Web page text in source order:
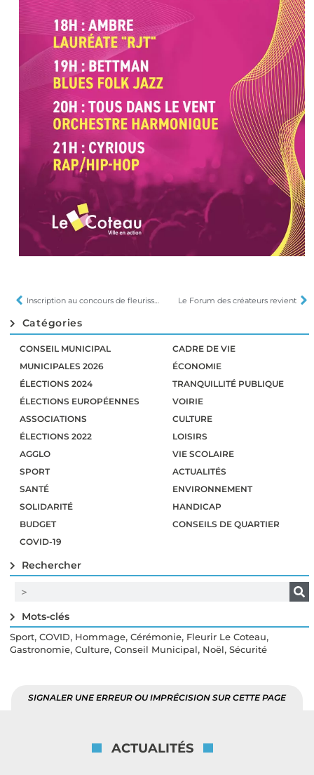
Le Forum des créateurs revient
Catégories
CONSEIL MUNICIPAL
MUNICIPALES 2026
ÉLECTIONS 2024
ÉLECTIONS EUROPÉENNES
ASSOCIATIONS
ÉLECTIONS 2022
AGGLO
SPORT
SANTÉ
SOLIDARITÉ
BUDGET
COVID-19
CADRE DE VIE
ÉCONOMIE
TRANQUILLITÉ PUBLIQUE
VOIRIE
CULTURE
LOISIRS
VIE SCOLAIRE
ACTUALITÉS
ENVIRONNEMENT
HANDICAP
CONSEILS DE QUARTIER
Rechercher
Mots-clés
Sport, COVID, Hommage, Cérémonie, Fleurir Le Coteau,
Gastronomie, Culture, Conseil Municipal, Noël, Sécurité
SIGNALER UNE ERREUR OU IMPRÉCISION SUR CETTE PAGE
ACTUALITÉS